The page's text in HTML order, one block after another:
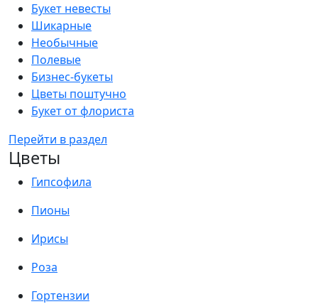
Букет невесты
Шикарные
Необычные
Полевые
Бизнес-букеты
Цветы поштучно
Букет от флориста
Перейти в раздел
Цветы
Гипсофила
Пионы
Ирисы
Роза
Гортензии